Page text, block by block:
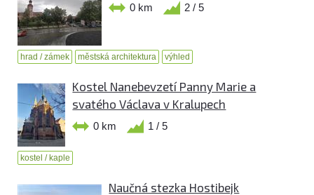
0 km 2 / 5
hrad / zámek městská architektura výhled
Kostel Nanebevzetí Panny Marie a
svatého Václava v Kralupech
0 km 1 / 5
kostel / kaple
Naučná stezka Hostibejk